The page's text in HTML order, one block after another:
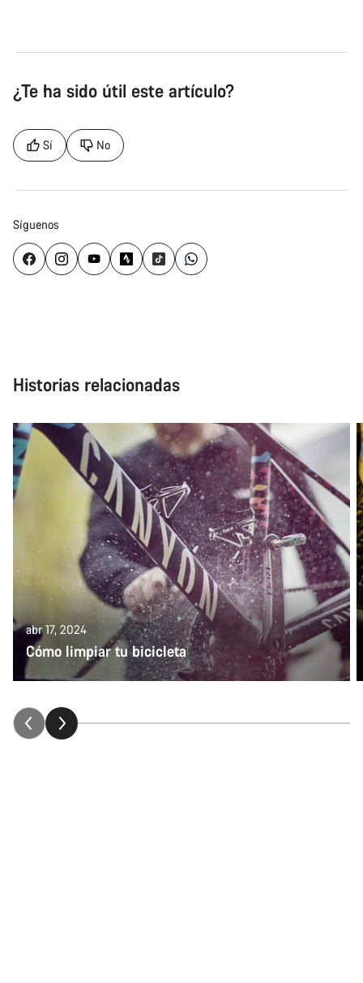
¿Te ha sido útil este artículo?
Sí No
Síguenos
Historias relacionadas
abr 17, 2024
Cómo limpiar tu bicicleta